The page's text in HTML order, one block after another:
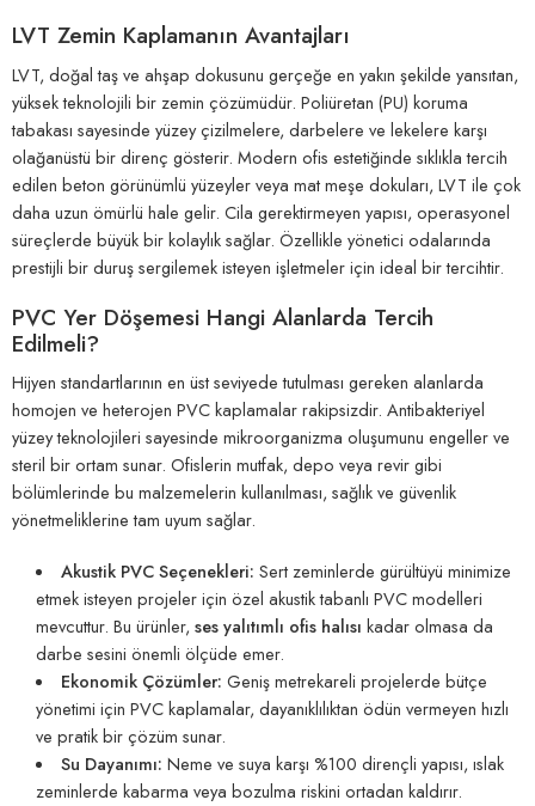
LVT Zemin Kaplamanın Avantajları
LVT, doğal taş ve ahşap dokusunu gerçeğe en yakın şekilde yansıtan,
yüksek teknolojili bir zemin çözümüdür. Poliüretan (PU) koruma
tabakası sayesinde yüzey çizilmelere, darbelere ve lekelere karşı
olağanüstü bir direnç gösterir. Modern ofis estetiğinde sıklıkla tercih
edilen beton görünümlü yüzeyler veya mat meşe dokuları, LVT ile çok
daha uzun ömürlü hale gelir. Cila gerektirmeyen yapısı, operasyonel
süreçlerde büyük bir kolaylık sağlar. Özellikle yönetici odalarında
prestijli bir duruş sergilemek isteyen işletmeler için ideal bir tercihtir.
PVC Yer Döşemesi Hangi Alanlarda Tercih
Edilmeli?
Hijyen standartlarının en üst seviyede tutulması gereken alanlarda
homojen ve heterojen PVC kaplamalar rakipsizdir. Antibakteriyel
yüzey teknolojileri sayesinde mikroorganizma oluşumunu engeller ve
steril bir ortam sunar. Ofislerin mutfak, depo veya revir gibi
bölümlerinde bu malzemelerin kullanılması, sağlık ve güvenlik
yönetmeliklerine tam uyum sağlar.
Akustik PVC Seçenekleri: Sert zeminlerde gürültüyü minimize
etmek isteyen projeler için özel akustik tabanlı PVC modelleri
mevcuttur. Bu ürünler, ses yalıtımlı ofis halısı kadar olmasa da
darbe sesini önemli ölçüde emer.
Ekonomik Çözümler: Geniş metrekareli projelerde bütçe
yönetimi için PVC kaplamalar, dayanıklılıktan ödün vermeyen hızlı
ve pratik bir çözüm sunar.
Su Dayanımı: Neme ve suya karşı %100 dirençli yapısı, ıslak
zeminlerde kabarma veya bozulma riskini ortadan kaldırır.